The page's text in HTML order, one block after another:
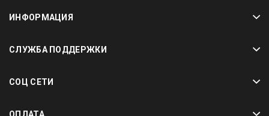
ИНФОРМАЦИЯ
СЛУЖБА ПОДДЕРЖКИ
СОЦ СЕТИ